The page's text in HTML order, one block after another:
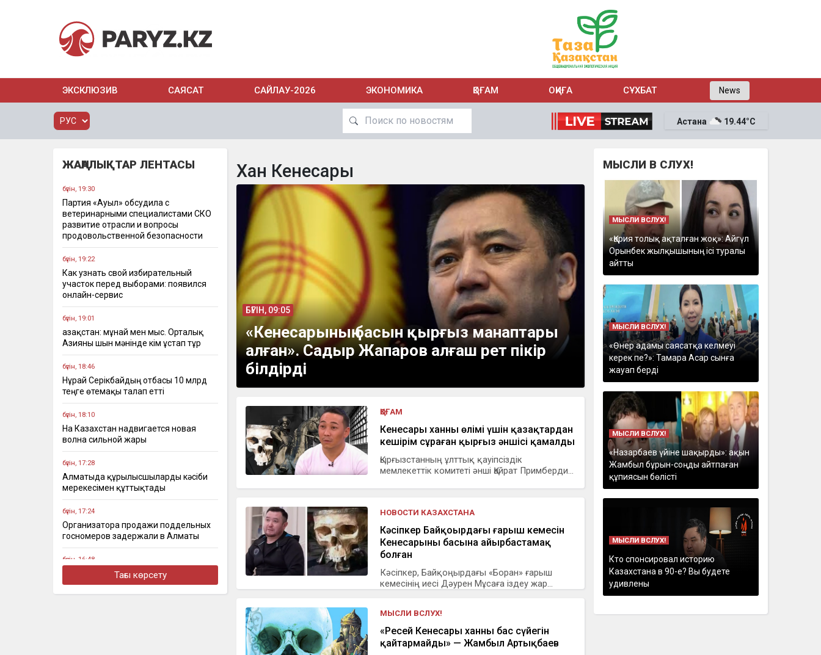
ЭКСКЛЮЗИВ САЯСАТ САЙЛАУ-2026 ЭКОНОМИКА ҚОҒАМ ОҚИҒА СҰХБАТ News
Астана 19.44°C
ЖАҢАЛЫҚТАР ЛЕНТАСЫ
бүгін, 19:30
Партия «Ауыл» обсудила с
ветеринарными специалистами СКО
развитие отрасли и вопросы
продовольственной безопасности
бүгін, 19:22
Как узнать свой избирательный
участок перед выборами: появился
онлайн-сервис
бүгін, 19:01
Қазақстан: мұнай мен мыс. Орталық
Азияны шын мәнінде кім ұстап тұр
бүгін, 18:46
Нұрай Серікбайдың отбасы 10 млрд
теңге өтемақы талап етті
бүгін, 18:10
На Казахстан надвигается новая
волна сильной жары
бүгін, 17:28
Алматыда құрылысшыларды кәсіби
мерекесімен құттықтады
бүгін, 17:24
Организатора продажи поддельных
госномеров задержали в Алматы
бүгін, 16:48
Алматыда жеңіл көлік тоқтап тұрған
жүк көлігімен соқтығысты
Тағы көрсету
Хан Кенесары
БҮГІН, 09:05
«Кенесарының басын қырғыз манаптары
алған». Садыр Жапаров алғаш рет пікір
білдірді
ҚОҒАМ
Кенесары ханның өлімі үшін қазақтардан
кешірім сұраған қырғыз әншісі қамалды
Қырғызстанның ұлттық қауіпсіздік
мемлекеттік комитеті әнші Қайрат Примберди...
НОВОСТИ КАЗАХСТАНА
Кәсіпкер Байқоңырдағы ғарыш кемесін
Кенесарының басына айырбастамақ
болған
Кәсіпкер, Байқоңырдағы «Боран» ғарыш
кемесінің иесі Дәурен Мұсаға іздеу жар...
МЫСЛИ ВСЛУХ!
«Ресей Кенесары ханның бас сүйегін
қайтармайды» — Жамбыл Артықбаев
МЫСЛИ В СЛУХ!
МЫСЛИ ВСЛУХ!
«Қария толық ақталған жоқ»: Айгүл
Орынбек жылқышының ісі туралы
айтты
МЫСЛИ ВСЛУХ!
«Өнер адамы саясатқа келмеуі
керек пе?»: Тамара Асар сынға
жауап берді
МЫСЛИ ВСЛУХ!
«Назарбаев үйіне шақырды»: ақын
Жамбыл бұрын-соңды айтпаған
құпиясын бөлісті
МЫСЛИ ВСЛУХ!
Кто спонсировал историю
Казахстана в 90-е? Вы будете
удивлены